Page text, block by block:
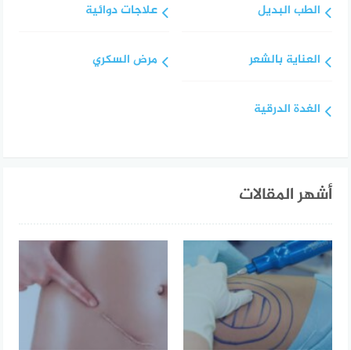
الطب البديل
العناية بالشعر
الغدة الدرقية
علاجات دوائية
مرض السكري
أشهر المقالات